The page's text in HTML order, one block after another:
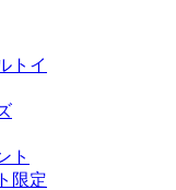
トイ
ト
限定